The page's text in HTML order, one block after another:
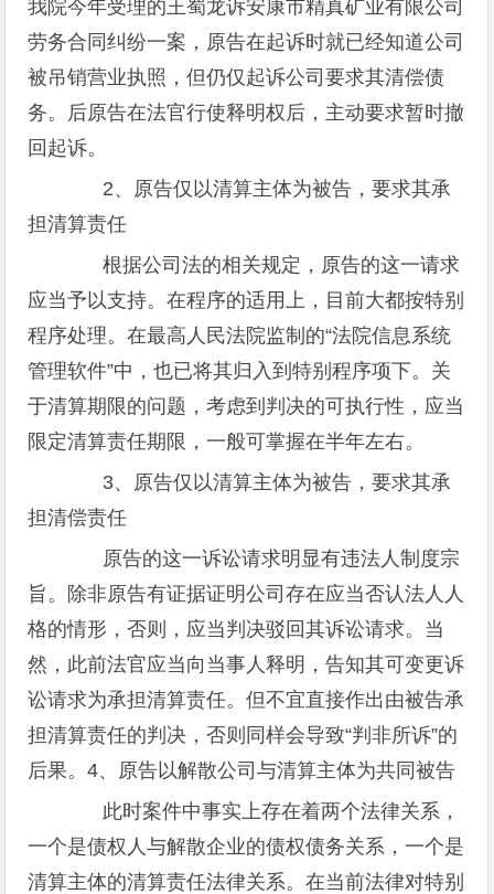
我院今年受理的王蜀龙诉安康市精真矿业有限公司
劳务合同纠纷一案，原告在起诉时就已经知道公司
被吊销营业执照，但仍仅起诉公司要求其清偿债
务。后原告在法官行使释明权后，主动要求暂时撤
回起诉。
2、原告仅以清算主体为被告，要求其承
担清算责任
根据公司法的相关规定，原告的这一请求
应当予以支持。在程序的适用上，目前大都按特别
程序处理。在最高人民法院监制的“法院信息系统
管理软件”中，也已将其归入到特别程序项下。关
于清算期限的问题，考虑到判决的可执行性，应当
限定清算责任期限，一般可掌握在半年左右。
3、原告仅以清算主体为被告，要求其承
担清偿责任
原告的这一诉讼请求明显有违法人制度宗
旨。除非原告有证据证明公司存在应当否认法人人
格的情形，否则，应当判决驳回其诉讼请求。当
然，此前法官应当向当事人释明，告知其可变更诉
讼请求为承担清算责任。但不宜直接作出由被告承
担清算责任的判决，否则同样会导致“判非所诉”的
后果。4、原告以解散公司与清算主体为共同被告
此时案件中事实上存在着两个法律关系，
一个是债权人与解散企业的债权债务关系，一个是
清算主体的清算责任法律关系。在当前法律对特别